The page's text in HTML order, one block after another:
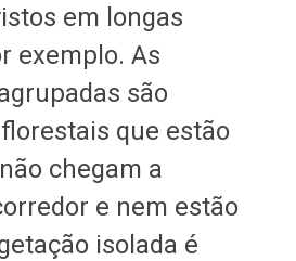
em longas
exemplo. As
são
que estão
chegam a
e nem estão
isolada é